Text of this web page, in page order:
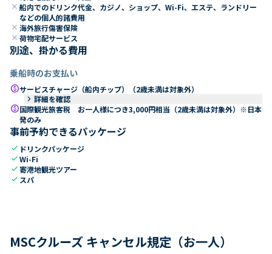
close 船内でのドリンク代金、カジノ、ショップ、Wi-Fi、エステ、ランドリー
などの個人的諸費用
close 海外旅行傷害保険
close 荷物宅配サービス
別途、掛かる費用
乗船時のお支払い
paidサービスチャージ（船内チップ）（2歳未満は対象外）
keyboard_arrow_right 詳細を確認
paid国際観光旅客税 お一人様につき3,000円相当（2歳未満は対象外）※日本
発のみ
事前予約できるパッケージ
check ドリンクパッケージ
checkWi-Fi
check寄港地観光ツアー
check スパ
MSCクルーズ キャンセル規定（お一人）